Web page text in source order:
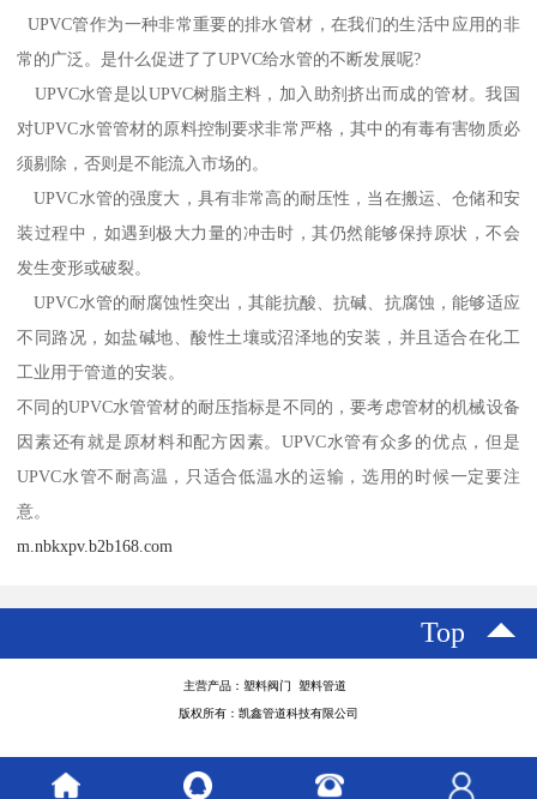
UPVC管作为一种非常重要的排水管材，在我们的生活中应用的非
常的广泛。是什么促进了了UPVC给水管的不断发展呢?
UPVC水管是以UPVC树脂主料，加入助剂挤出而成的管材。我国
对UPVC水管管材的原料控制要求非常严格，其中的有毒有害物质必
须剔除，否则是不能流入市场的。
UPVC水管的强度大，具有非常高的耐压性，当在搬运、仓储和安
装过程中，如遇到极大力量的冲击时，其仍然能够保持原状，不会
发生变形或破裂。
UPVC水管的耐腐蚀性突出，其能抗酸、抗碱、抗腐蚀，能够适应
不同路况，如盐碱地、酸性土壤或沼泽地的安装，并且适合在化工
工业用于管道的安装。
不同的UPVC水管管材的耐压指标是不同的，要考虑管材的机械设备
因素还有就是原材料和配方因素。UPVC水管有众多的优点，但是
UPVC水管不耐高温，只适合低温水的运输，选用的时候一定要注
意。
m.nbkxpv.b2b168.com
Top
主营产品：塑料阀门 塑料管道
版权所有：凯鑫管道科技有限公司